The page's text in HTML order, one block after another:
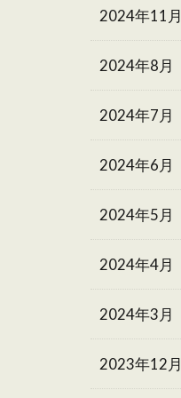
2024年11月
2024年8月
2024年7月
2024年6月
2024年5月
2024年4月
2024年3月
2023年12月